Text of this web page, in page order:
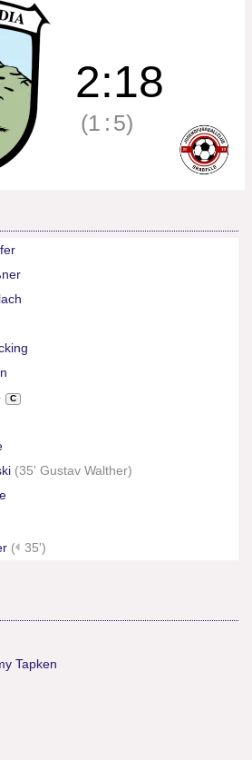
2:18
(1 : 5)
C
(35' Gustav Walther)
( 35')
Tapken